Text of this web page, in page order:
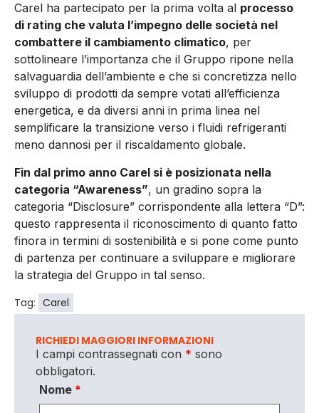
Carel ha partecipato per la prima volta al processo
di rating che valuta l’impegno delle società nel
combattere il cambiamento climatico, per
sottolineare l’importanza che il Gruppo ripone nella
salvaguardia dell’ambiente e che si concretizza nello
sviluppo di prodotti da sempre votati all’efficienza
energetica, e da diversi anni in prima linea nel
semplificare la transizione verso i fluidi refrigeranti
meno dannosi per il riscaldamento globale.
Fin dal primo anno Carel si è posizionata nella
categoria “Awareness”, un gradino sopra la
categoria “Disclosure” corrispondente alla lettera “D”:
questo rappresenta il riconoscimento di quanto fatto
finora in termini di sostenibilità e si pone come punto
di partenza per continuare a sviluppare e migliorare
la strategia del Gruppo in tal senso.
Tag: Carel
RICHIEDI MAGGIORI INFORMAZIONI
I campi contrassegnati con * sono
obbligatori.
Nome *